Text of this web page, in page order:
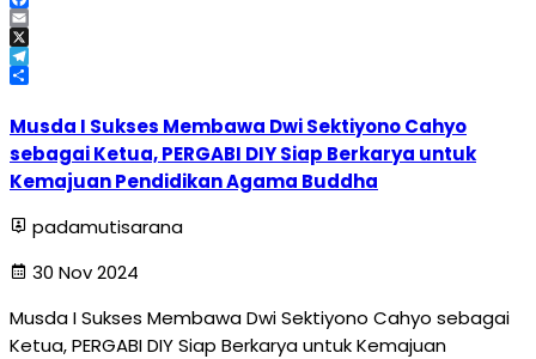
Facebook
Email
X
Telegram
Musda I Sukses Membawa Dwi Sektiyono Cahyo
sebagai Ketua, PERGABI DIY Siap Berkarya untuk
Kemajuan Pendidikan Agama Buddha
padamutisarana
30 Nov 2024
Musda I Sukses Membawa Dwi Sektiyono Cahyo sebagai
Ketua, PERGABI DIY Siap Berkarya untuk Kemajuan